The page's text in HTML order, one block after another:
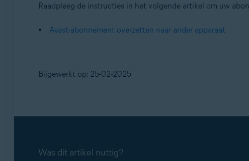
Raadpleeg de instructies in het volgende artikel om uw
Avast-abonnement overzetten naar ander apparaat
Bijgewerkt op: 25-02-2025
Was dit artikel nuttig?